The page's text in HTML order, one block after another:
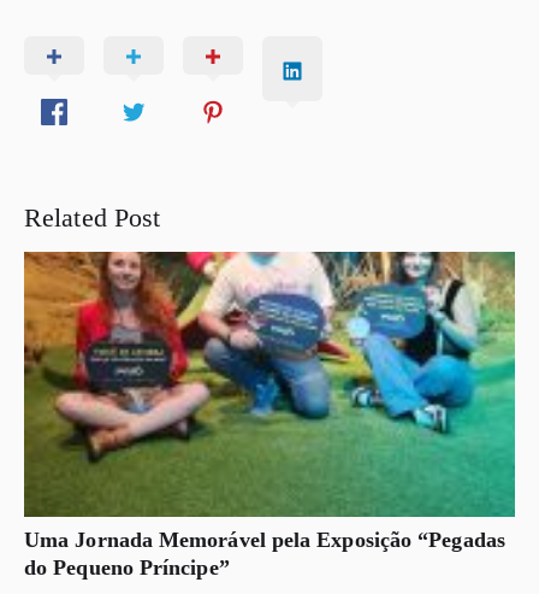
Related Post
Uma Jornada Memorável pela Exposição “Pegadas
do Pequeno Príncipe”